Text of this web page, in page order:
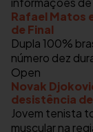
Rafael Matos
de Final
Dupla 100%
número dez
Open
Novak
desistência
Jovem tenista
muscular na